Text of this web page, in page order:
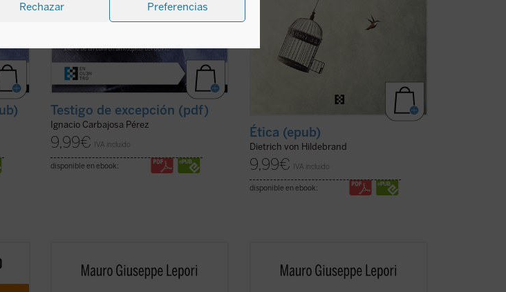
Rechazar Preferencias
Testigo de excepción (pdf)
Ignacio Carbajosa Pérez
9,99€ IVA incluido
disponible en ebook:
Ética (epub)
Dietrich von Hildebrand
9,99€ IVA incluido
disponible en ebook:
Escucha y caminarecoge un nuevo ciclo
Escucha y caminarecoge un nuevo ciclo